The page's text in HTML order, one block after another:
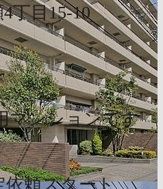
丁目15-10
マンションです
依頼スタート